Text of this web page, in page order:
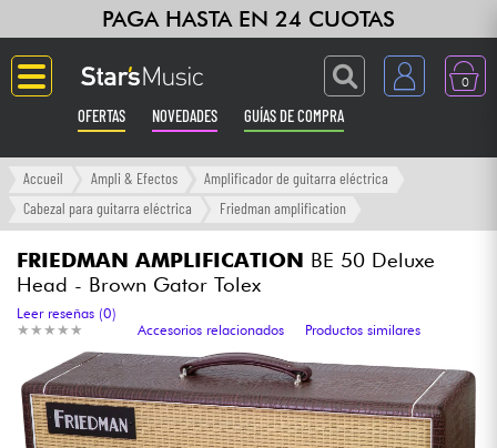
PAGA HASTA EN 24 CUOTAS
0
OFERTAS NOVEDADES GUÍAS DE COMPRA
Langue
Ampli & Efectos
Sintetizadores & samplers
Accueil Ampli & Efectos
Amplificador de guitarra eléctrica
Cabezal para guitarra eléctrica
Friedman amplification
FRIEDMAN AMPLIFICATION BE 50 Deluxe
Head - Brown Gator Tolex
★ ★ ★ ★ ★
★ ★ ★ ★ ★
Leer reseñas (0)
Accesorios relacionados
Productos similares